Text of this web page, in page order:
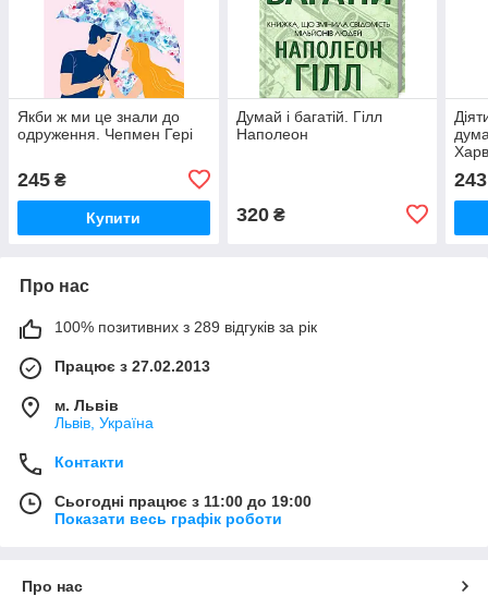
Якби ж ми це знали до
одруження. Чепмен Гері
245 ₴
Купити
Думай і багатій. Гілл
Наполеон
320₴
243
Про нас
100% позитивних з 289 відгуків за рік
Працює з 27.02.2013
м. Львів
Львів, Україна
Контакти
Сьогодні працює з 11:00 до 19:00
Показати весь графік роботи
Про нас